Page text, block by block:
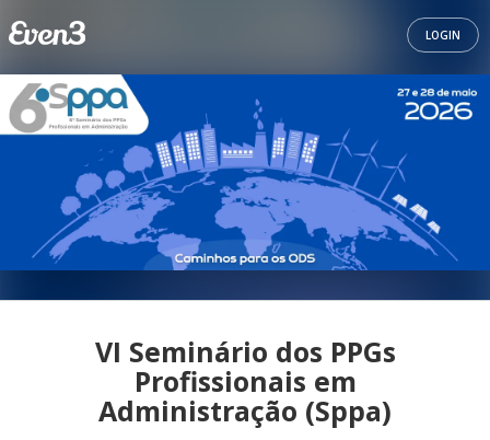
LOGIN
VI Seminário dos PPGs
Profissionais em
Administração (Sppa)